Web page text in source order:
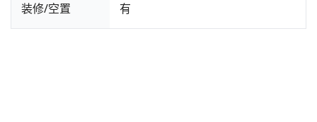
装修/空置 有